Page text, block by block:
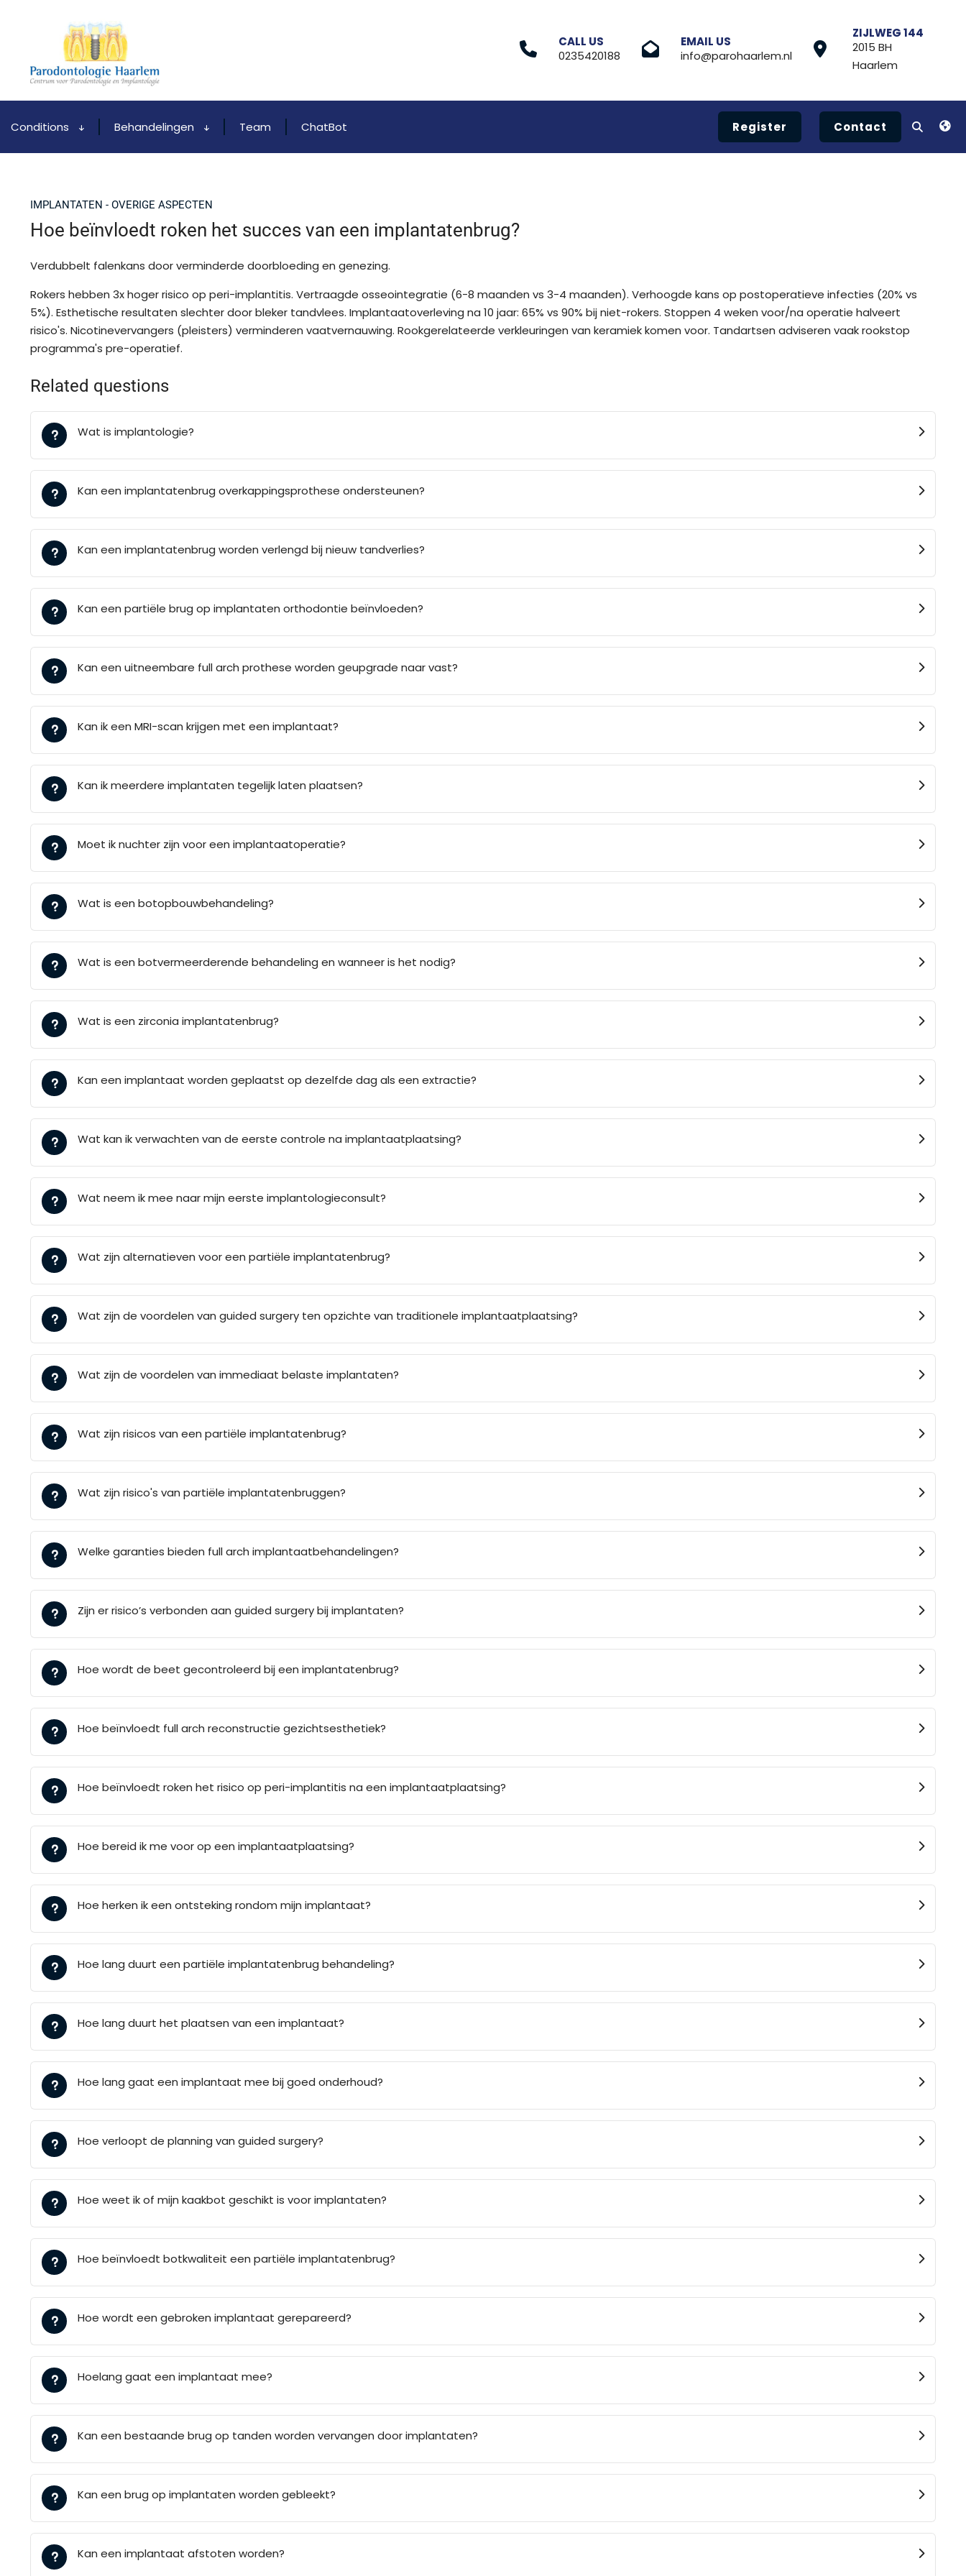
CALL US
0235420188
EMAIL US
info@parohaarlem.nl
ZIJLWEG 144
2015 BH
Haarlem
Conditions Behandelingen Team ChatBot Register Contact
IMPLANTATEN - OVERIGE ASPECTEN
Hoe beïnvloedt roken het succes van een implantatenbrug?
Verdubbelt falenkans door verminderde doorbloeding en genezing.
Rokers hebben 3x hoger risico op peri-implantitis. Vertraagde osseointegratie (6-8 maanden vs 3-4 maanden). Verhoogde kans op postoperatieve infecties (20% vs
5%). Esthetische resultaten slechter door bleker tandvlees. Implantaatoverleving na 10 jaar: 65% vs 90% bij niet-rokers. Stoppen 4 weken voor/na operatie halveert
risico's. Nicotinevervangers (pleisters) verminderen vaatvernauwing. Rookgerelateerde verkleuringen van keramiek komen voor. Tandartsen adviseren vaak rookstop
programma's pre-operatief.
Related questions
Wat is implantologie?
Kan een implantatenbrug overkappingsprothese ondersteunen?
Kan een implantatenbrug worden verlengd bij nieuw tandverlies?
Kan een partiële brug op implantaten orthodontie beïnvloeden?
Kan een uitneembare full arch prothese worden geupgrade naar vast?
Kan ik een MRI-scan krijgen met een implantaat?
Kan ik meerdere implantaten tegelijk laten plaatsen?
Moet ik nuchter zijn voor een implantaatoperatie?
Wat is een botopbouwbehandeling?
Wat is een botvermeerderende behandeling en wanneer is het nodig?
Wat is een zirconia implantatenbrug?
Kan een implantaat worden geplaatst op dezelfde dag als een extractie?
Wat kan ik verwachten van de eerste controle na implantaatplaatsing?
Wat neem ik mee naar mijn eerste implantologieconsult?
Wat zijn alternatieven voor een partiële implantatenbrug?
Wat zijn de voordelen van guided surgery ten opzichte van traditionele implantaatplaatsing?
Wat zijn de voordelen van immediaat belaste implantaten?
Wat zijn risicos van een partiële implantatenbrug?
Wat zijn risico's van partiële implantatenbruggen?
Welke garanties bieden full arch implantaatbehandelingen?
Zijn er risico’s verbonden aan guided surgery bij implantaten?
Hoe wordt de beet gecontroleerd bij een implantatenbrug?
Hoe beïnvloedt full arch reconstructie gezichtsesthetiek?
Hoe beïnvloedt roken het risico op peri-implantitis na een implantaatplaatsing?
Hoe bereid ik me voor op een implantaatplaatsing?
Hoe herken ik een ontsteking rondom mijn implantaat?
Hoe lang duurt een partiële implantatenbrug behandeling?
Hoe lang duurt het plaatsen van een implantaat?
Hoe lang gaat een implantaat mee bij goed onderhoud?
Hoe verloopt de planning van guided surgery?
Hoe weet ik of mijn kaakbot geschikt is voor implantaten?
Hoe beïnvloedt botkwaliteit een partiële implantatenbrug?
Hoe wordt een gebroken implantaat gerepareerd?
Hoelang gaat een implantaat mee?
Kan een bestaande brug op tanden worden vervangen door implantaten?
Kan een brug op implantaten worden gebleekt?
Kan een implantaat afstoten worden?